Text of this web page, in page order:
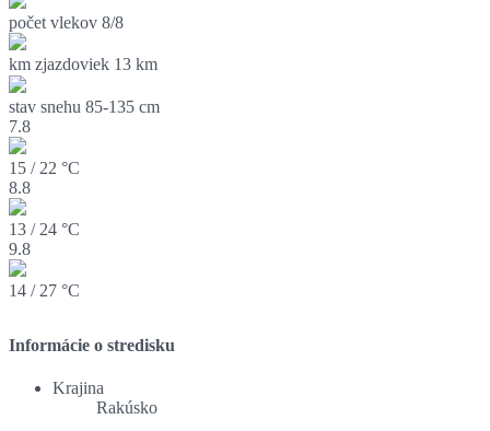
počet vlekov 8/8
km zjazdoviek 13 km
stav snehu 85-135 cm
7.8
15 / 22 °C
8.8
13 / 24 °C
9.8
14 / 27 °C
Informácie o stredisku
Krajina
Rakúsko